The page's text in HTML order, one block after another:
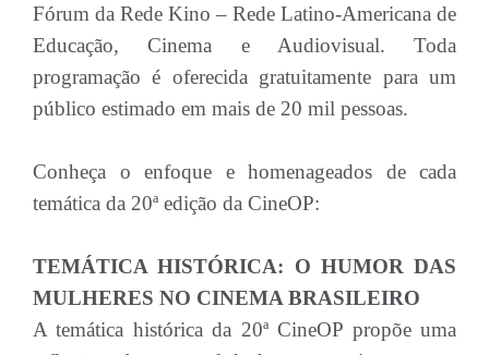
Fórum da Rede Kino – Rede Latino-Americana de
Educação, Cinema e Audiovisual. Toda
programação é oferecida gratuitamente para um
público estimado em mais de 20 mil pessoas.
Conheça o enfoque e homenageados de cada
temática da 20ª edição da CineOP:
TEMÁTICA HISTÓRICA: O HUMOR DAS
MULHERES NO CINEMA BRASILEIRO
A temática histórica da 20ª CineOP propõe uma